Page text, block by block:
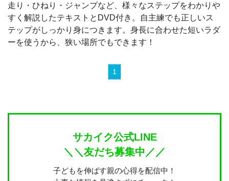
走り・ひねり・ジャンプなど、様々なステップをわかりや
すく解説したテキストとDVD付き。自主練でも正しいス
テップがしっかり身につきます。身長に合わせた短いラダ
ーを使うから、狭い場所でもできます！
1
サカイク公式LINE
＼＼友だち募集中／／
子どもを伸ばす親の心得を配信中！